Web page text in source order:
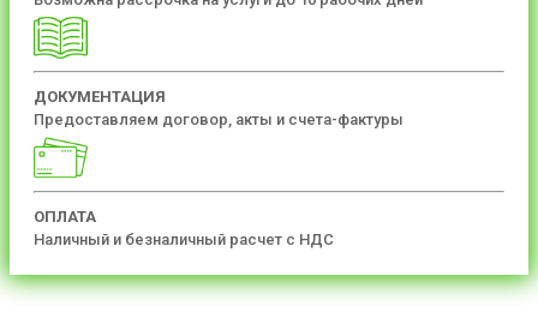
ДОКУМЕНТАЦИЯ
Предоставляем договор, акты и счета-фактуры
ОПЛАТА
Наличный и безналичный расчет с НДС